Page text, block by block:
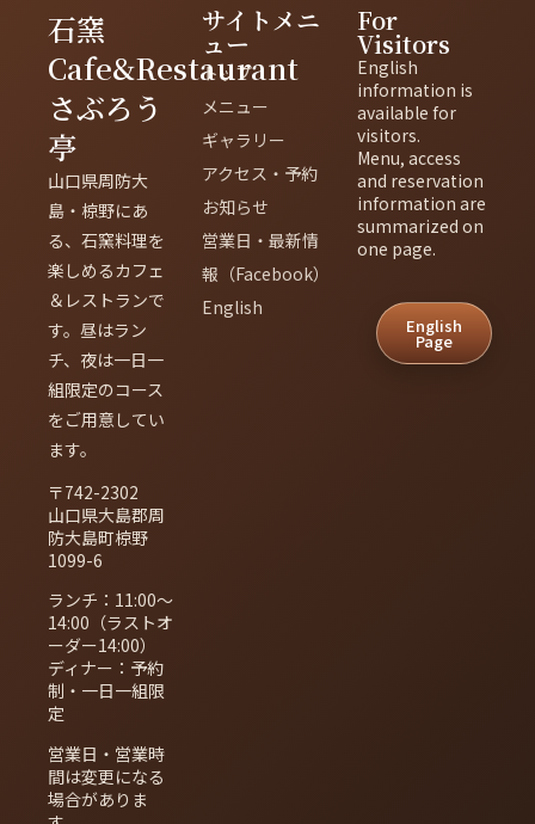
石窯
Cafe&Restaurant
さぶろう
亭
山口県周防大
島・椋野にあ
る、石窯料理を
楽しめるカフェ
＆レストランで
す。昼はラン
チ、夜は一日一
組限定のコース
をご用意してい
ます。
〒742-2302
山口県大島郡周
防大島町椋野
1099-6
ランチ：11:00〜
14:00（ラストオ
ーダー14:00）
ディナー：予約
制・一日一組限
定
営業日・営業時
間は変更になる
場合がありま
サイトメニ
ュー
トップ
メニュー
ギャラリー
アクセス・予約
お知らせ
営業日・最新情
報（Facebook）
English
For
Visitors
English
information is
available for
visitors.
Menu, access
and reservation
information are
summarized on
one page.
English
Page